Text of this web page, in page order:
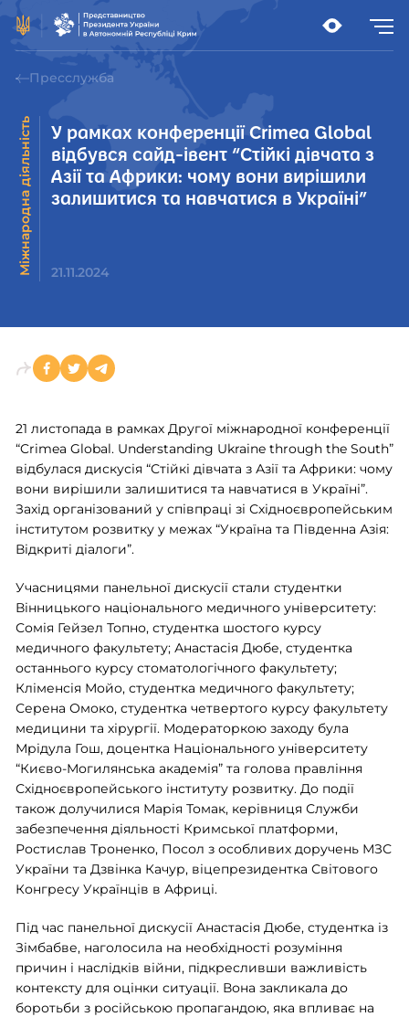
Пресслужба
Міжнародна діяльність
У рамках конференції Crimea Global
відбувся сайд-івент “Стійкі дівчата з
Азії та Африки: чому вони вирішили
залишитися та навчатися в Україні”
21.11.2024
21 листопада в рамках Другої міжнародної конференції
“Crimea Global. Understanding Ukraine through the South”
відбулася дискусія “Стійкі дівчата з Азії та Африки: чому
вони вирішили залишитися та навчатися в Україні”.
Захід організований у співпраці зі Східноєвропейським
інститутом розвитку у межах “Україна та Південна Азія:
Відкриті діалоги”.
Учасницями панельної дискусії стали студентки
Вінницького національного медичного університету:
Сомія Гейзел Топно, студентка шостого курсу
медичного факультету; Анастасія Дюбе, студентка
останнього курсу стоматологічного факультету;
Кліменсія Мойо, студентка медичного факультету;
Серена Омоко, студентка четвертого курсу факультету
медицини та хірургії. Модераторкою заходу була
Мрідула Гош, доцентка Національного університету
“Києво-Могилянська академія” та голова правління
Східноєвропейського інституту розвитку. До події
також долучилися Марія Томак, керівниця Служби
забезпечення діяльності Кримської платформи,
Ростислав Троненко, Посол з особливих доручень МЗС
України та Дзвінка Качур, віцепрезидентка Світового
Конгресу Українців в Африці.
Під час панельної дискусії Анастасія Дюбе, студентка із
Зімбабве, наголосила на необхідності розуміння
причин і наслідків війни, підкресливши важливість
контексту для оцінки ситуації. Вона закликала до
боротьби з російською пропагандою, яка впливає на